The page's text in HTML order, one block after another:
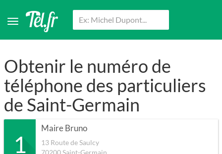
Obtenir le numéro de
téléphone des particuliers
de Saint-Germain
1
Maire Bruno
13 Route de Saulcy